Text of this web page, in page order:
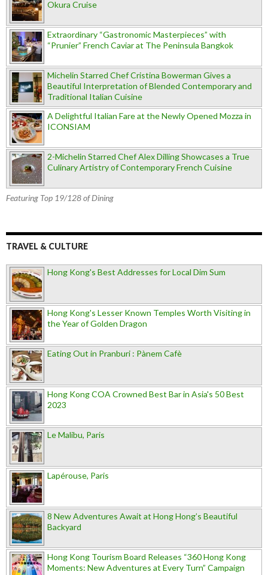
Okura Cruise
Extraordinary “Gastronomic Masterpieces” with
“Prunier” French Caviar at The Peninsula Bangkok
Michelin Starred Chef Cristina Bowerman Gives a
Beautiful Interpretation of Blended Contemporary and
Traditional Italian Cuisine
A Delightful Italian Fare at the Newly Opened Mozza in
ICONSIAM
2-Michelin Starred Chef Alex Dilling Showcases a True
Culinary Artistry of Contemporary French Cuisine
Featuring Top 19/128 of Dining
TRAVEL & CULTURE
Hong Kong's Best Addresses for Local Dim Sum
Hong Kong's Lesser Known Temples Worth Visiting in
the Year of Golden Dragon
Eating Out in Pranburi : Pànem Cafè
Hong Kong COA Crowned Best Bar in Asia's 50 Best
2023
Le Malibu, Paris
Lapérouse, Paris
8 New Adventures Await at Hong Hong’s Beautiful
Backyard
Hong Kong Tourism Board Releases “360 Hong Kong
Moments: New Adventures at Every Turn” Campaign